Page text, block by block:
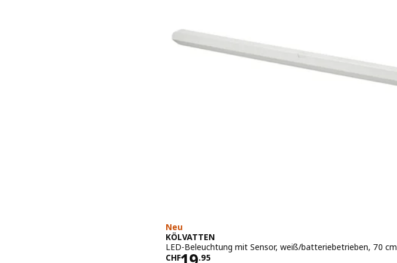
Neu
KÖLVATTEN
LED-Beleuchtung mit Sensor, weiß/batteriebetrieben, 70 cm
CHF
.95